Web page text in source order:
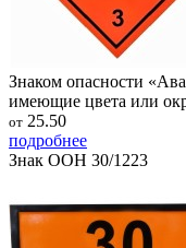
Знаком опасности
имеющие цвета или
от 25.50
подробнее
Знак ООН 30/1223